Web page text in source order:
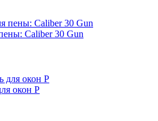
Caliber 30 Gun
окон P